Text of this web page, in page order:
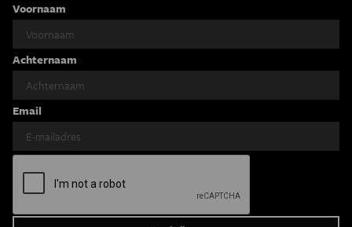
Voornaam
Achternaam
Email